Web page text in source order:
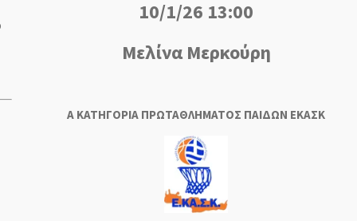
10/1/26 13:00
Μελίνα Μερκούρη
Α ΚΑΤΗΓΟΡΙΑ ΠΡΩΤΑΘΛΗΜΑΤΟΣ ΠΑΙΔΩΝ ΕΚΑΣΚ